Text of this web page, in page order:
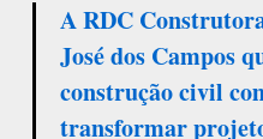
A RDC
José dos Campos
construção civil
transformar